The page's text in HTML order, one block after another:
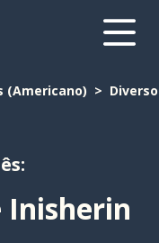
(Americano)
Inisherin